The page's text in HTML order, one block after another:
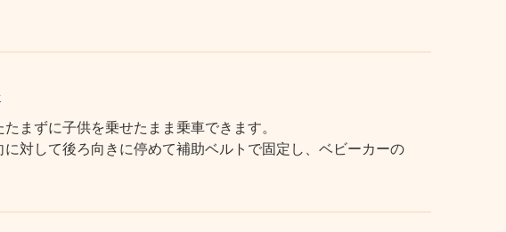
まずに子供を乗せたまま乗車できます。
対して後ろ向きに停めて補助ベルトで固定し、ベビーカーの